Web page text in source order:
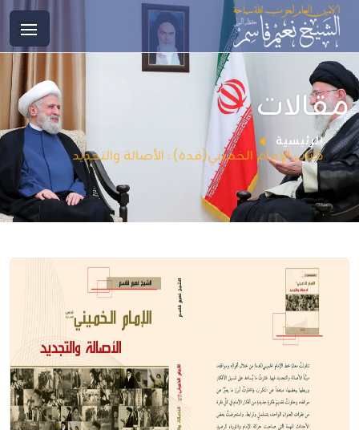
مقالات
الرئيسية
كتاب الإمام الخميني(قده) : الأصالة والتجديد